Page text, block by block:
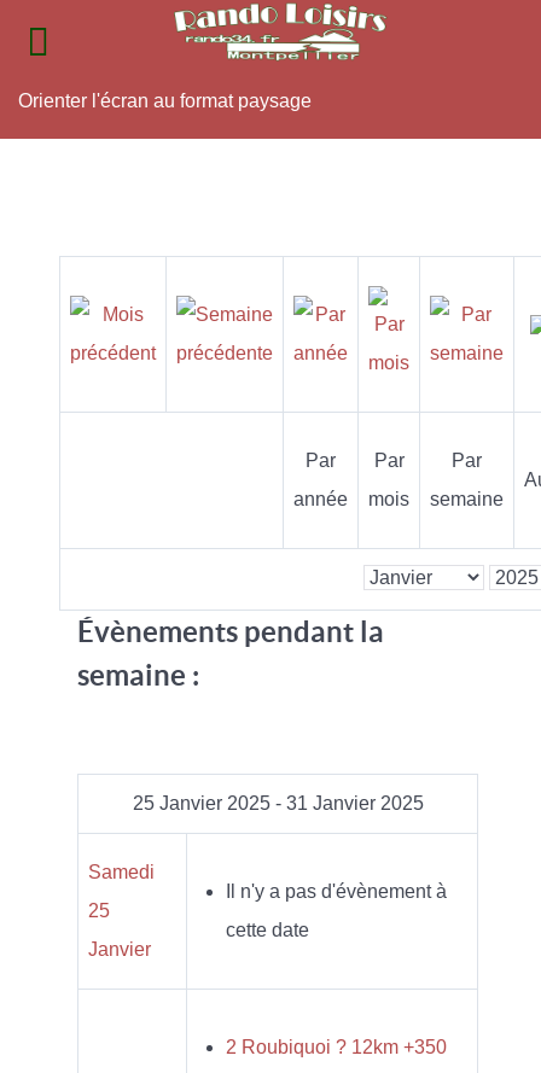
Orienter l'écran au format paysage
Par
année
Par
mois
Par
semaine
Évènements pendant la
semaine :
25 Janvier 2025 - 31 Janvier 2025
Samedi
25
Janvier
Il n'y a pas d'évènement à
cette date
2 Roubiquoi ? 12km +350